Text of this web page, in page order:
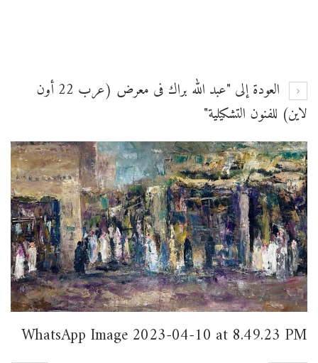
العودة إلى "عبد الله براك فى معرض (عرب 22 أون
لاين) للفنون التشكيلية"
WhatsApp Image 2023-04-10 at 8.49.23 PM